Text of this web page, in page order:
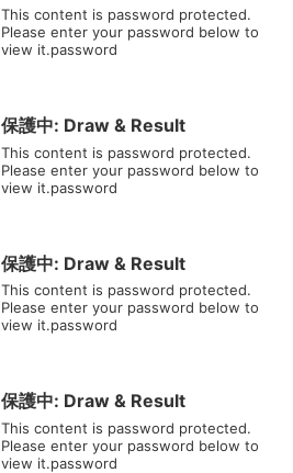
This content is password protected.
Please enter your password below to
view it.password
保護中: Draw & Result
This content is password protected.
Please enter your password below to
view it.password
保護中: Draw & Result
This content is password protected.
Please enter your password below to
view it.password
保護中: Draw & Result
This content is password protected.
Please enter your password below to
view it.password